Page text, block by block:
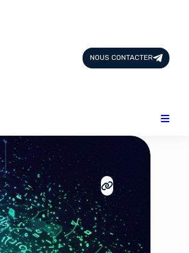
NOUS CONTACTER
Design & Créativité
E-commerce
Famille
Finance
Intelligence Artificielle
Lifestyle
Marketing & Ventes
Plateformes